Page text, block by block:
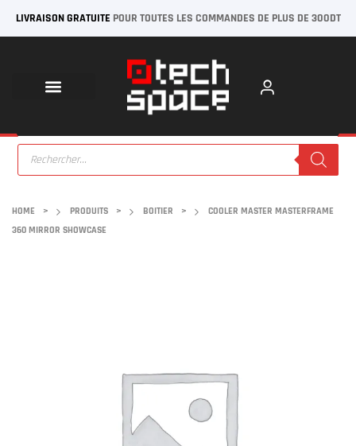
LIVRAISON GRATUITE POUR TOUTES LES COMMANDES DE PLUS DE 300DT
HOME > PRODUITS > BOITIER >
COOLER MASTER MASTERFRAME
360 MIRROR SHOWCASE